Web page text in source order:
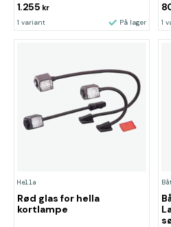
1.255 kr
1 variant På lager 1
Hella
Rød glas for hella
kortlampe